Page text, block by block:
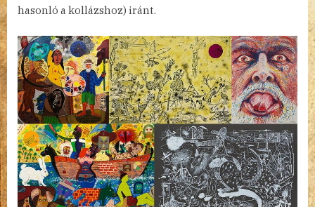
hasonló a kollázshoz) iránt.